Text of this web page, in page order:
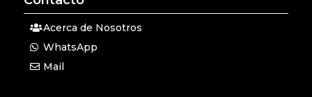
Acerca de Nosotros
WhatsApp
Mail